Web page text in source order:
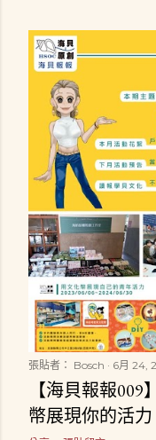
張貼者： Bosch 6月 24,
【海貝報報
幣展現你的活力